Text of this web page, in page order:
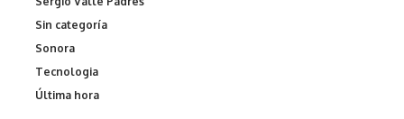
Sin categoría
Sonora
Tecnologia
Última hora